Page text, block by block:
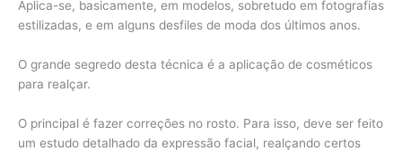
Aplica-se, basicamente, em modelos, sobretudo em fotografias
estilizadas, e em alguns desfiles de moda dos últimos anos.
O grande segredo desta técnica é a aplicação de cosméticos
para realçar.
O principal é fazer correções no rosto. Para isso, deve ser feito
um estudo detalhado da expressão facial, realçando certos